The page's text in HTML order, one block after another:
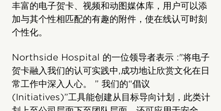
丰富的电子贺卡、视频和动图媒体库，用户可以添
加与其个性相匹配的有趣的附件，使在线认可时刻
个性化。
Northside Hospital 的一位领导者表示 :"将电子
贺卡融入我们的认可实践中,成功地让欣赏文化在日
常工作中深入人心。 ” 我们的“倡议
(Initiatives)”工具能创建从目标导向计划，此类计